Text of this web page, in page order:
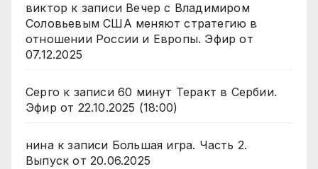
виктор к записи Вечер с Владимиром
Соловьевым США меняют стратегию в
отношении России и Европы. Эфир от
07.12.2025
Серго к записи 60 минут Теракт в Сербии.
Эфир от 22.10.2025 (18:00)
нинак записи Большая игра. Часть 2.
Выпуск от 20.06.2025